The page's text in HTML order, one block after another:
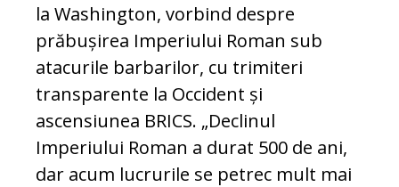
la Washington, vorbind despre
prăbușirea Imperiului Roman sub
atacurile barbarilor, cu trimiteri
transparente la Occident și
ascensiunea BRICS. „Declinul
Imperiului Roman a durat 500 de ani,
dar acum lucrurile se petrec mult mai